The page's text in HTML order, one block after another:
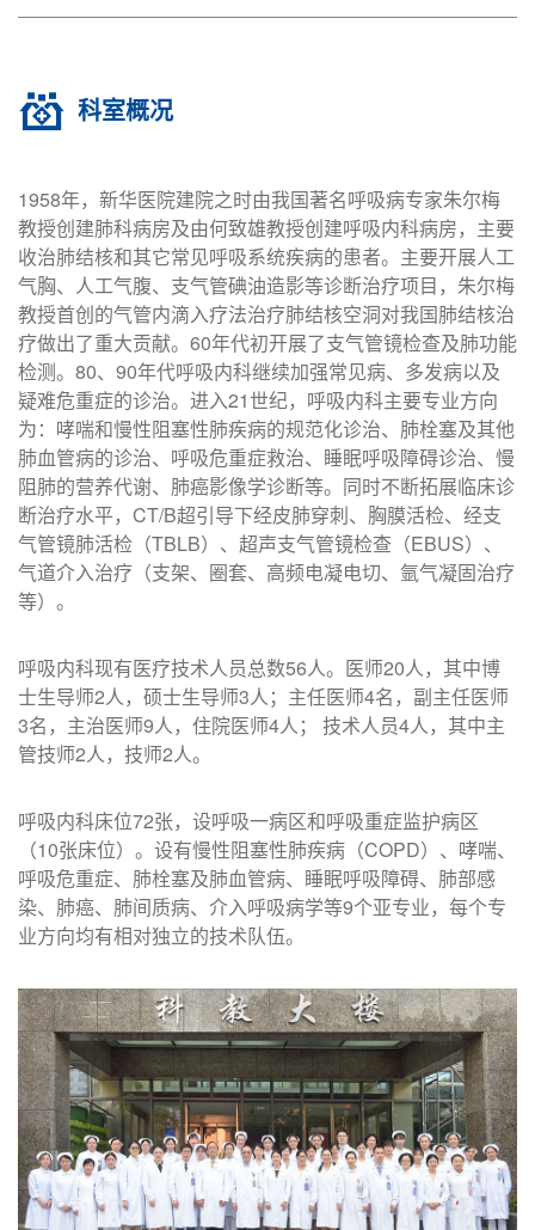
科室概况
1958年，新华医院建院之时由我国著名呼吸病专家朱尔梅
教授创建肺科病房及由何致雄教授创建呼吸内科病房，主要
收治肺结核和其它常见呼吸系统疾病的患者。主要开展人工
气胸、人工气腹、支气管碘油造影等诊断治疗项目，朱尔梅
教授首创的气管内滴入疗法治疗肺结核空洞对我国肺结核治
疗做出了重大贡献。60年代初开展了支气管镜检查及肺功能
检测。80、90年代呼吸内科继续加强常见病、多发病以及
疑难危重症的诊治。进入21世纪，呼吸内科主要专业方向
为：哮喘和慢性阻塞性肺疾病的规范化诊治、肺栓塞及其他
肺血管病的诊治、呼吸危重症救治、睡眠呼吸障碍诊治、慢
阻肺的营养代谢、肺癌影像学诊断等。同时不断拓展临床诊
断治疗水平，CT/B超引导下经皮肺穿刺、胸膜活检、经支
气管镜肺活检（TBLB）、超声支气管镜检查（EBUS）、
气道介入治疗（支架、圈套、高频电凝电切、氩气凝固治疗
等）。
呼吸内科现有医疗技术人员总数56人。医师20人，其中博
士生导师2人，硕士生导师3人；主任医师4名，副主任医师
3名，主治医师9人，住院医师4人； 技术人员4人，其中主
管技师2人，技师2人。
呼吸内科床位72张，设呼吸一病区和呼吸重症监护病区
（10张床位）。设有慢性阻塞性肺疾病（COPD）、哮喘、
呼吸危重症、肺栓塞及肺血管病、睡眠呼吸障碍、肺部感
染、肺癌、肺间质病、介入呼吸病学等9个亚专业，每个专
业方向均有相对独立的技术队伍。